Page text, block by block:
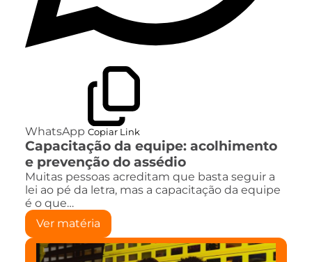
WhatsApp Copiar Link
Capacitação da equipe: acolhimento
e prevenção do assédio
Muitas pessoas acreditam que basta seguir a
lei ao pé da letra, mas a capacitação da equipe
é o que…
Ver matéria